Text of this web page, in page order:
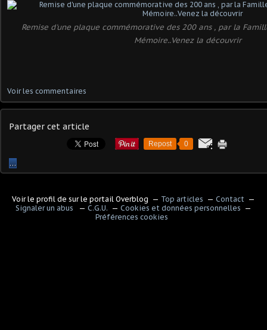
Remise d'une plaque commémorative des 200 ans , par la
Mémoire..Venez la découvrir
Voir les commentaires
Partager cet article
Repost 0
…
Voir le profil de sur le portail Overblog Top articles
Contact
Signaler un abus
C.G.U.
Cookies et données personnelles
Préférences cookies